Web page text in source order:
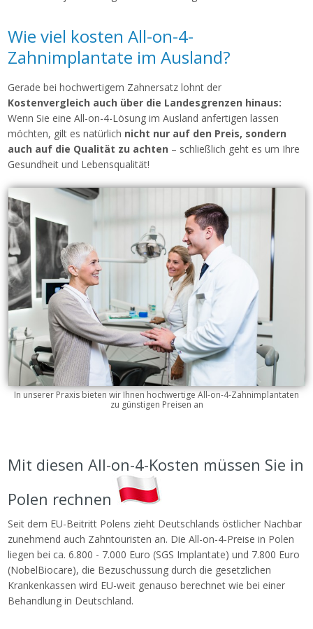
Wie viel kosten All-on-4-
Zahnimplantate im Ausland?
Gerade bei hochwertigem Zahnersatz lohnt der
Kostenvergleich auch über die Landesgrenzen hinaus:
Wenn Sie eine All-on-4-Lösung im Ausland anfertigen lassen
möchten, gilt es natürlich nicht nur auf den Preis, sondern
auch auf die Qualität zu achten – schließlich geht es um Ihre
Gesundheit und Lebensqualität!
In unserer Praxis bieten wir Ihnen hochwertige All-on-4-Zahnimplantaten
zu günstigen Preisen an
Mit diesen All-on-4-Kosten müssen Sie in
Polen rechnen
Seit dem EU-Beitritt Polens zieht Deutschlands östlicher Nachbar
zunehmend auch Zahntouristen an. Die All-on-4-Preise in Polen
liegen bei ca. 6.800 - 7.000 Euro (SGS Implantate) und 7.800 Euro
(NobelBiocare), die Bezuschussung durch die gesetzlichen
Krankenkassen wird EU-weit genauso berechnet wie bei einer
Behandlung in Deutschland.